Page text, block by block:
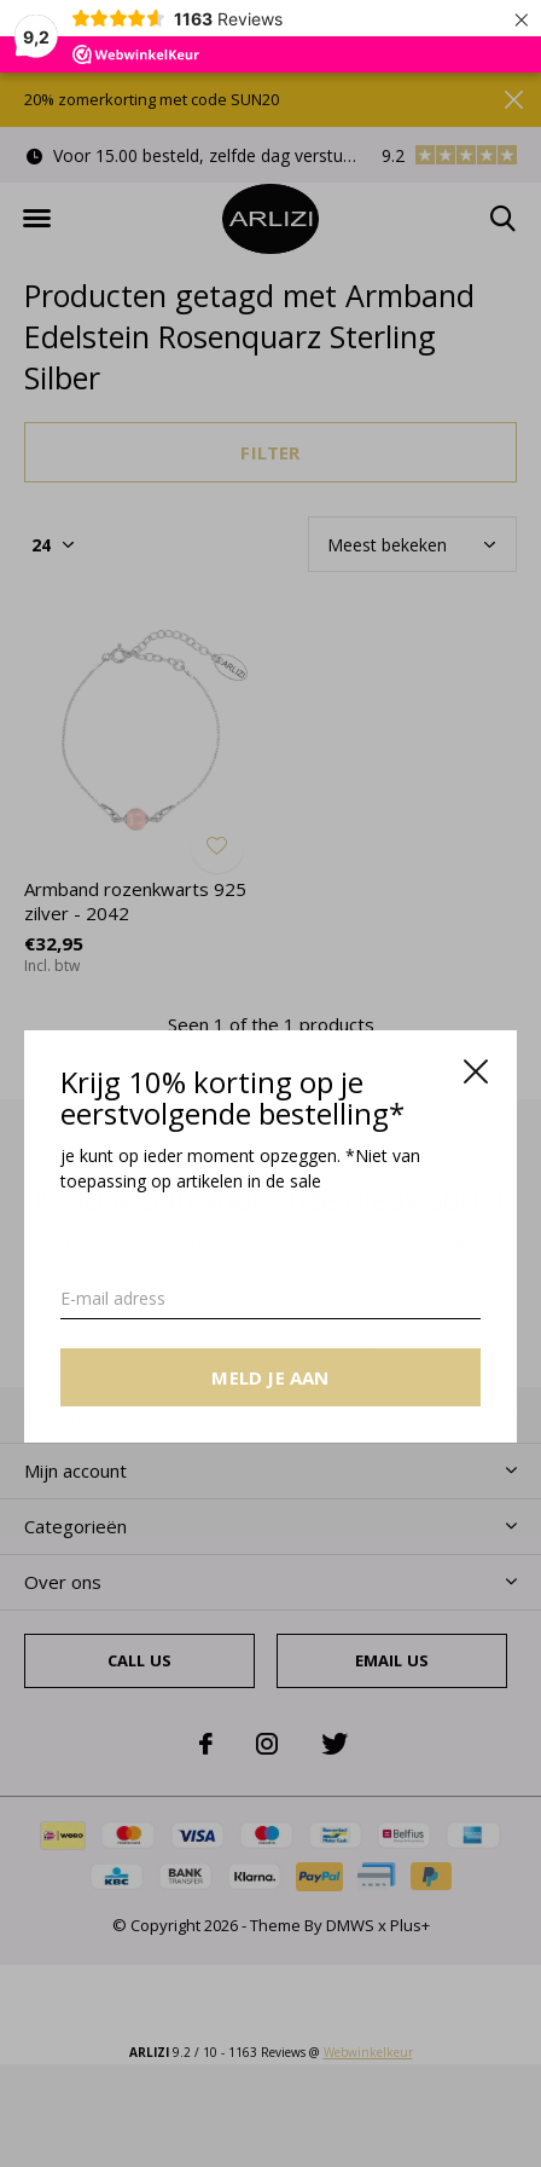
9,2
1163 Reviews ×
Krijg 10% korting op je
eerstvolgende bestelling*
je kunt op ieder moment opzeggen. *Niet van
toepassing op artikelen in de sale
MELD JE AAN
Voor 15.00 besteld, zelfde dag verstuurd Gratis
9.2
20% zomerkorting met code SUN20
Producten getagd met Armband
Edelstein Rosenquarz Sterling
Silber
FILTER
Armband rozenkwarts 925
zilver - 2042
€32,95
Incl. btw
Seen 1 of the 1 products
Meld je aan voor onze nieuwsbrief
MELD JE AAN
Klantenservice
Mijn account
Categorieën
Over ons
CALL US EMAIL US
© Copyright2026- Theme ByDMWS x Plus+
ARLIZI9.2 / 10 - 1163 Reviews @ Webwinkelkeur